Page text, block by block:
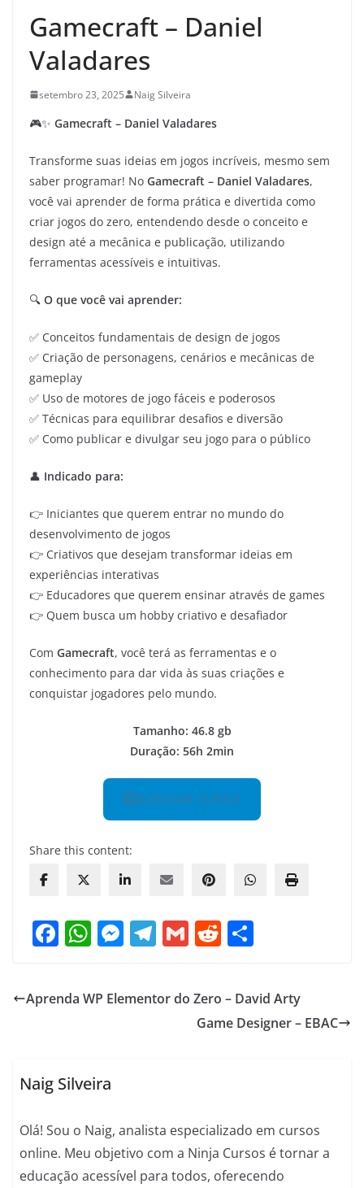
Gamecraft – Daniel
Valadares
setembro 23, 2025 Naig Silveira
🎮✨ Gamecraft – Daniel Valadares
Transforme suas ideias em jogos incríveis, mesmo sem
saber programar! No Gamecraft – Daniel Valadares,
você vai aprender de forma prática e divertida como
criar jogos do zero, entendendo desde o conceito e
design até a mecânica e publicação, utilizando
ferramentas acessíveis e intuitivas.
🔍 O que você vai aprender:
✅ Conceitos fundamentais de design de jogos
✅ Criação de personagens, cenários e mecânicas de
gameplay
✅ Uso de motores de jogo fáceis e poderosos
✅ Técnicas para equilibrar desafios e diversão
✅ Como publicar e divulgar seu jogo para o público
👤 Indicado para:
👉 Iniciantes que querem entrar no mundo do
desenvolvimento de jogos
👉 Criativos que desejam transformar ideias em
experiências interativas
👉 Educadores que querem ensinar através de games
👉 Quem busca um hobby criativo e desafiador
Com Gamecraft, você terá as ferramentas e o
conhecimento para dar vida às suas criações e
conquistar jogadores pelo mundo.
Tamanho: 46.8 gb
Duração: 56h 2min
ACESSAR CURSO
Share this content:
F
c
e
o
W
at
s
p
M
e
T
gr
G
ai
l
R
d
di
t
ar
e
Aprenda WP Elementor do Zero – David Arty
Game Designer – EBAC
Naig Silveira
Olá! Sou o Naig, analista especializado em cursos
online. Meu objetivo com a Ninja Cursos é tornar a
educação acessível para todos, oferecendo